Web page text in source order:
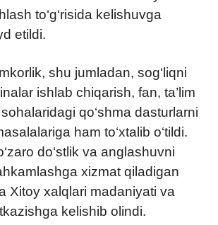
to‘g‘risida kelishuvga
etildi.
shu jumladan, sog‘liqni
ishlab chiqarish, fan, ta’lim
qo‘shma dasturlarni
ham to‘xtalib o‘tildi.
do‘stlik va anglashuvni
xizmat qiladigan
Xitoy xalqlari madaniyati va
kelishib olindi.